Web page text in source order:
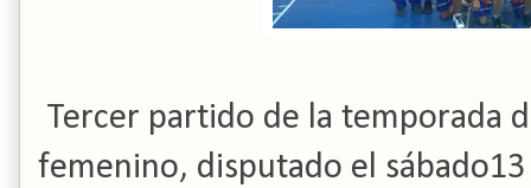
Tercer partido de la temporada
femenino, disputado el